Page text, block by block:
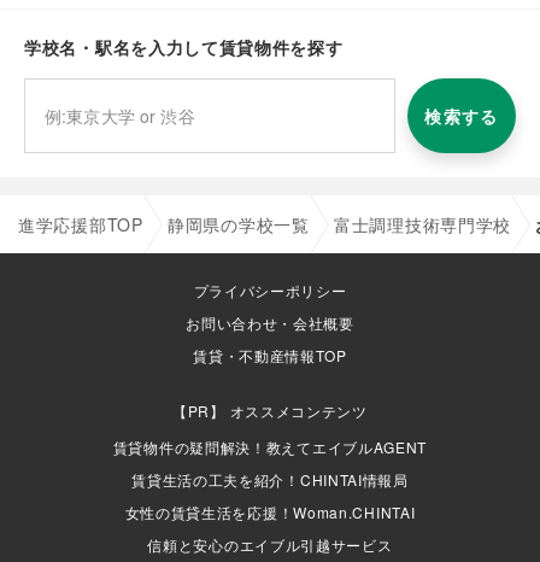
学校名・駅名を入力して賃貸物件を探す
検索する
進学応援部TOP 静岡県の学校一覧 富士調理技術専門学校
プライバシーポリシー
お問い合わせ・会社概要
賃貸・不動産情報TOP
オススメコンテンツ
賃貸物件の疑問解決！教えてエイブルAGENT
賃貸生活の工夫を紹介！CHINTAI情報局
女性の賃貸生活を応援！Woman.CHINTAI
信頼と安心のエイブル引越サービス